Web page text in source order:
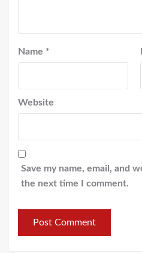
Name *
Website
Save my name, email, and
the next time I comment.